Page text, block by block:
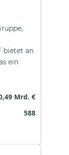
bietet an
ein
Mrd. €
588